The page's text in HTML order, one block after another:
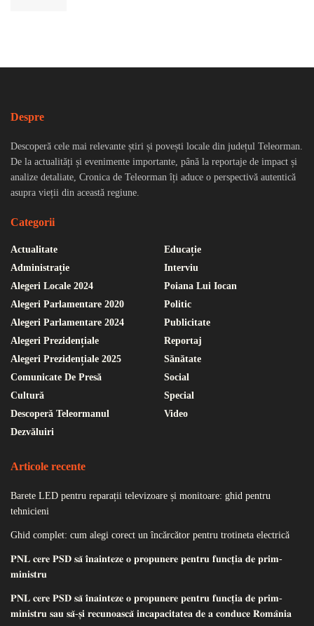
Despre
Descoperă cele mai relevante știri și povești locale din județul Teleorman.
De la actualități și evenimente importante, până la reportaje de impact și
analize detaliate, Cronica de Teleorman îți aduce o perspectivă autentică
asupra vieții din această regiune.
Categorii
Actualitate
Administrație
Alegeri Locale 2024
Alegeri Parlamentare 2020
Alegeri Parlamentare 2024
Alegeri Prezidențiale
Alegeri Prezidențiale 2025
Comunicate De Presă
Cultură
Descoperă Teleormanul
Dezvăluiri
Educație
Interviu
Poiana Lui Iocan
Politic
Publicitate
Reportaj
Sănătate
Social
Special
Video
Articole recente
Barete LED pentru reparații televizoare și monitoare: ghid pentru
tehnicieni
Ghid complet: cum alegi corect un încărcător pentru trotineta electrică
𝐏𝐍𝐋 𝐜𝐞𝐫𝐞 𝐏𝐒𝐃 𝐬𝐚̆ 𝐢̂𝐧𝐚𝐢𝐧𝐭𝐞𝐳𝐞 𝐨 𝐩𝐫𝐨𝐩𝐮𝐧𝐞𝐫𝐞 𝐩𝐞𝐧𝐭𝐫𝐮 𝐟𝐮𝐧𝐜𝐭̦𝐢𝐚 𝐝𝐞 𝐩𝐫𝐢𝐦-
𝐦𝐢𝐧𝐢𝐬𝐭𝐫𝐮
𝐏𝐍𝐋 𝐜𝐞𝐫𝐞 𝐏𝐒𝐃 𝐬𝐚̆ 𝐢̂𝐧𝐚𝐢𝐧𝐭𝐞𝐳𝐞 𝐨 𝐩𝐫𝐨𝐩𝐮𝐧𝐞𝐫𝐞 𝐩𝐞𝐧𝐭𝐫𝐮 𝐟𝐮𝐧𝐜𝐭̦𝐢𝐚 𝐝𝐞 𝐩𝐫𝐢𝐦-
𝐦𝐢𝐧𝐢𝐬𝐭𝐫𝐮 𝐬𝐚𝐮 𝐬𝐚̆-𝐬̦𝐢 𝐫𝐞𝐜𝐮𝐧𝐨𝐚𝐬𝐜𝐚̆ 𝐢𝐧𝐜𝐚𝐩𝐚𝐜𝐢𝐭𝐚𝐭𝐞𝐚 𝐝𝐞 𝐚 𝐜𝐨𝐧𝐝𝐮𝐜𝐞 𝐑𝐨𝐦𝐚̂𝐧𝐢𝐚